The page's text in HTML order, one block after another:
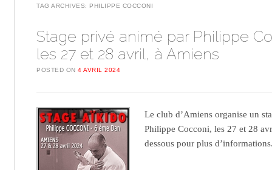
TAG ARCHIVES: PHILIPPE COCCONI
Stage privé animé par Philippe
les 27 et 28 avril, à Amiens
POSTED ON4 AVRIL 2024
Le club d’Amiens organise un
Philippe Cocconi, les 27 et 28
dessous pour plus